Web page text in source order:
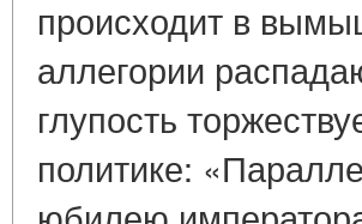
происходит в
аллегории
глупость
политике: